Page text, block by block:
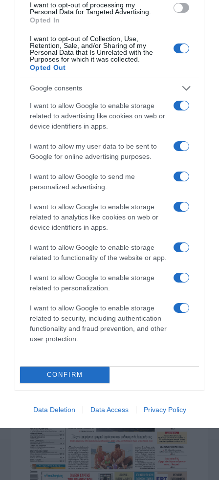
I want to opt-out of processing my
Personal Data for Targeted Advertising.
Opted In
I want to opt-out of Collection, Use,
Retention, Sale, and/or Sharing of my
Personal Data that Is Unrelated with the
Purposes for which it was collected.
Opted Out
Google consents
I want to allow Google to enable storage
related to advertising like cookies on web or
device identifiers in apps.
I want to allow my user data to be sent to
Google for online advertising purposes.
I want to allow Google to send me
personalized advertising.
I want to allow Google to enable storage
related to analytics like cookies on web or
device identifiers in apps.
I want to allow Google to enable storage
related to functionality of the website or app.
I want to allow Google to enable storage
related to personalization.
I want to allow Google to enable storage
related to security, including authentication
functionality and fraud prevention, and other
user protection.
CONFIRM
Data Deletion Data Access Privacy Policy
ΔΕΙΤΕ ΤΗΝ ΚΙΝΗΣΗ ΣΤΟΥΣ ΔΡΌΜΟΥΣ
Κίνηση Τώρα: Live Χάρτης Αθήνας
ΠΑΤΗΣΤΕ ΓΙΑ LIVE ΚΙΝΗΣΗ
paron.gr
ΤΟ ΠΑΡΟΝ ΤΗΣ ΚΥΡΙΑΚΗΣ